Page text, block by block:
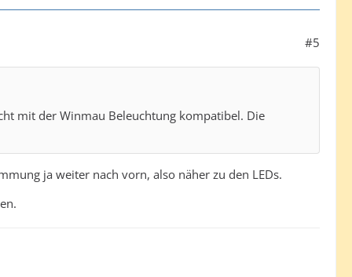
#5
mit der Winmau Beleuchtung kompatibel. Die
ja weiter nach vorn, also näher zu den LEDs.